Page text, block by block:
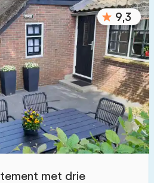
9,3
met drie